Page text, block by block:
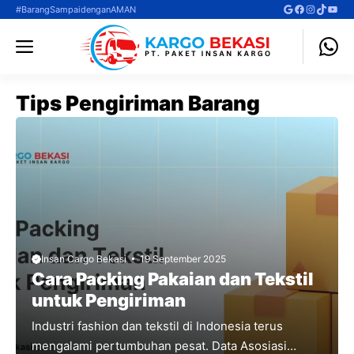
Langsung
#BarangSampaidenganAMAN Google
Facebook
TikTok
Menu
Tips Pengiriman Barang
Insan Cargo Bekasi 19 September 2025
Cara Packing Pakaian dan Tekstil
untuk Pengiriman
Industri fashion dan tekstil di Indonesia terus
mengalami pertumbuhan pesat. Data Asosiasi